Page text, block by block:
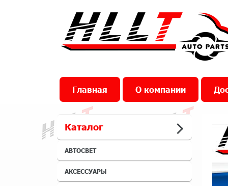
Главная О компании
Каталог
АВТОСВЕТ
АКСЕССУАРЫ